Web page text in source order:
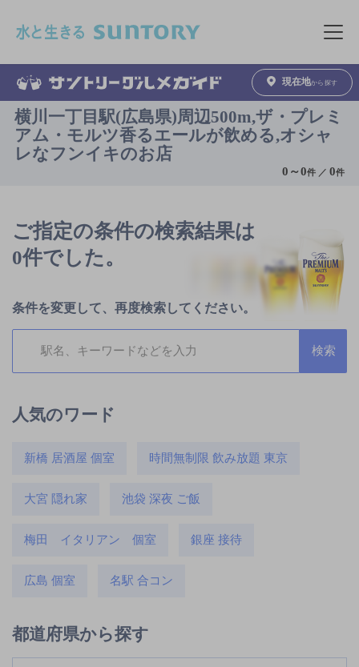
メニュ
現在地から探す
横川一丁目駅(広島県)周辺500m,ザ・プレミ
アム・モルツ香るエールが飲める,オシャ
レなフンイキのお店
0 ～0件 ／0件
ご指定の条件の検索結果は
0件でした。
条件を変更して、再度検索してください。
人気のワード
新橋 居酒屋 個室 時間無制限 飲み放題 東京
大宮 隠れ家 池袋 深夜 ご飯
梅田 イタリアン 個室 銀座 接待
広島 個室 名駅 合コン
都道府県から探す